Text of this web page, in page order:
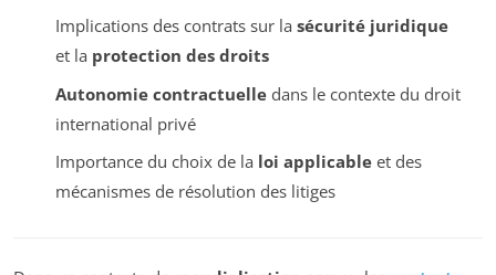
Implications des contrats sur la sécurité juridique
et la protection des droits
Autonomie contractuelledans le contexte du droit
international privé
Importance du choix de la loi applicableet des
mécanismes de résolution des litiges